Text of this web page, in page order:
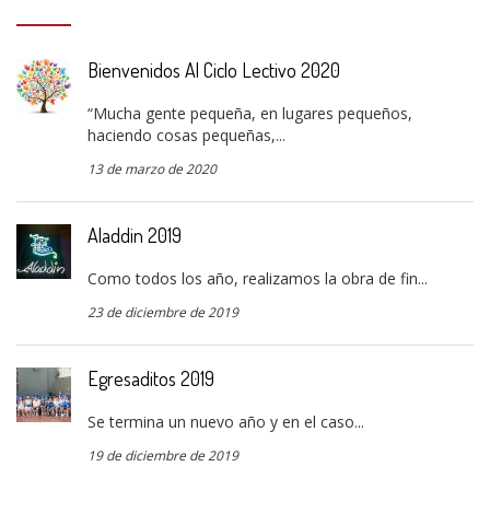
Bienvenidos Al Ciclo Lectivo 2020
“Mucha gente pequeña, en lugares pequeños,
haciendo cosas pequeñas,...
13 de marzo de 2020
Aladdin 2019
Como todos los año, realizamos la obra de fin...
23 de diciembre de 2019
Egresaditos 2019
Se termina un nuevo año y en el caso...
19 de diciembre de 2019